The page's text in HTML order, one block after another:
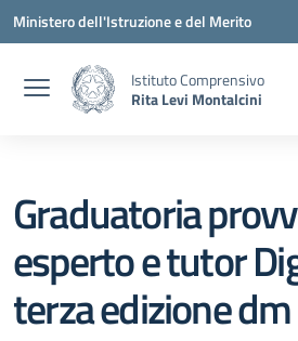
Vai ai contenuti
Vai al menu di navigazione
Vai al footer
Ministero dell'Istruzione e del Merito
Istituto Comprensivo
Rita Levi Montalcini
Graduatoria
esperto e tutor
terza edizione